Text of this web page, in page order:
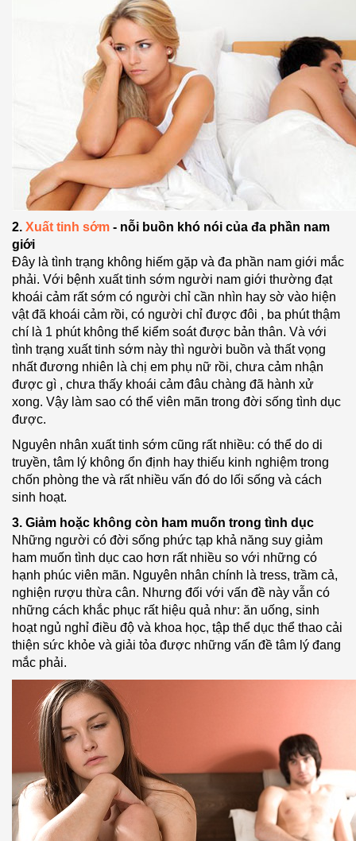
2. Xuất tinh sớm - nỗi buồn khó nói của đa phần nam
giới
Đây là tình trạng không hiếm gặp và đa phần nam giới mắc
phải. Với bệnh xuất tinh sớm người nam giới thường đạt
khoái cảm rất sớm có người chỉ cần nhìn hay sờ vào hiện
vật đã khoái cảm rồi, có người chỉ được đôi , ba phút thậm
chí là 1 phút không thể kiểm soát được bản thân. Và với
tình trạng xuất tinh sớm này thì người buồn và thất vọng
nhất đương nhiên là chị em phụ nữ rồi, chưa cảm nhận
được gì , chưa thấy khoái cảm đâu chàng đã hành xử
xong. Vậy làm sao có thể viên mãn trong đời sống tình dục
được.
Nguyên nhân xuất tinh sớm cũng rất nhiều: có thể do di
truyền, tâm lý không ổn định hay thiếu kinh nghiệm trong
chốn phòng the và rất nhiều vấn đó do lối sống và cách
sinh hoạt.
3. Giảm hoặc không còn ham muốn trong tình dục
Những người có đời sống phức tạp khả năng suy giảm
ham muốn tình dục cao hơn rất nhiều so với những có
hạnh phúc viên mãn. Nguyên nhân chính là tress, trầm cả,
nghiện rượu thừa cân. Nhưng đối với vấn đề này vẫn có
những cách khắc phục rất hiệu quả như: ăn uống, sinh
hoạt ngủ nghỉ điều độ và khoa học, tập thể dục thể thao cải
thiện sức khỏe và giải tỏa được những vấn đề tâm lý đang
mắc phải.